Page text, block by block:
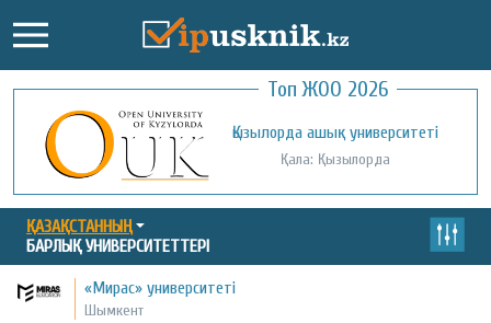
Топ ЖОО 2026
Қызылорда ашық университеті
Қала: Қызылорда
Қожа Ахмет Ясауи атындағы Халықаралық
қазақ-түрік университеті
Қала: Түркістан
ҚАЗАҚСТАННЫҢ
БАРЛЫҚ УНИВЕРСИТЕТТЕРІ
«Мирас» университеті
Шымкент